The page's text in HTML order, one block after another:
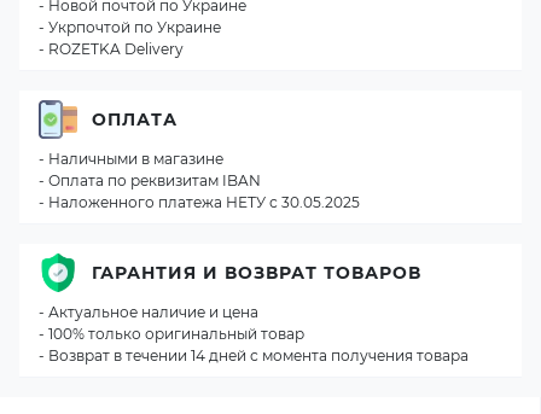
- Новой почтой по Украине
- Укрпочтой по Украине
- ROZETKA Delivery
ОПЛАТА
- Наличными в магазине
- Оплата по реквизитам IBAN
- Наложенного платежа НЕТУ с 30.05.2025
ГАРАНТИЯ И ВОЗВРАТ ТОВАРОВ
- Актуальное наличие и цена
- 100% только оригинальный товар
- Возврат в течении 14 дней с момента получения товара